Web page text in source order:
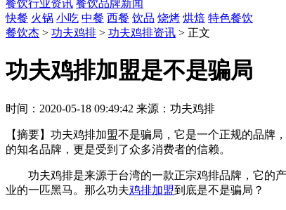
餐饮行业资讯 餐饮品牌新闻
快餐 火锅 小吃 中餐 西餐 饮品 烧烤 烘焙 特色餐饮
餐饮杰 > 功夫鸡排 > 功夫鸡排资讯 > 正文
功夫鸡排加盟是不是骗局
时间：2020-05-18 09:49:42 来源：功夫鸡排
【摘要】 功夫鸡排加盟不是骗局，它是一个正规的品牌
的知名品牌，更是受到了众多消费者的信赖。
功夫鸡排是来源于台湾的一款正宗鸡排品牌，它的
业的一匹黑马。那么功夫鸡排加盟到底是不是骗局？